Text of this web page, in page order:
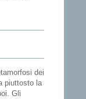
dei
piuttosto la
Gli